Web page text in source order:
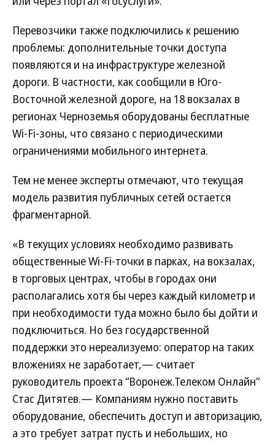
Перевозчики также подключились к решению
проблемы: дополнительные точки доступа
появляются и на инфраструктуре железной
дороги. В частности, как сообщили в Юго-
Восточной железной дороге, на 18 вокзалах в
регионах Черноземья оборудованы бесплатные
Wi-Fi-зоны, что связано с периодическими
ограничениями мобильного интернета.
Тем не менее эксперты отмечают, что текущая
модель развития публичных сетей остается
фрагментарной.
«В текущих условиях необходимо развивать
общественные Wi-Fi-точки в парках, на вокзалах,
в торговых центрах, чтобы в городах они
располагались хотя бы через каждый километр и
при необходимости туда можно было бы дойти и
подключиться. Но без государственной
поддержки это нереализуемо: оператор на таких
вложениях не заработает,— считает
руководитель проекта “Воронеж.Телеком Онлайн”
Стас Дитятев.— Компаниям нужно поставить
оборудование, обеспечить доступ и авторизацию,
а это требует затрат пусть и небольших, но